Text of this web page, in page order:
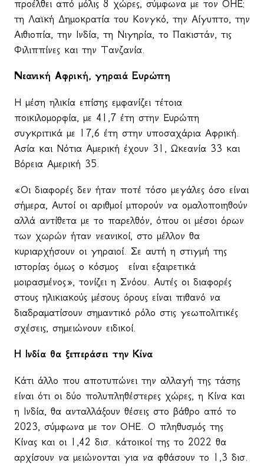
προέλθει από μόλις 8 χώρες, σύμφωνα με τον ΟΗΕ:
τη Λαϊκή Δημοκρατία του Κονγκό, την Αίγυπτο, την
Αιθιοπία, την Ινδία, τη Νιγηρία, το Πακιστάν, τις
Φιλιππίνες και την Τανζανία.
Νεανική Αφρική, γηραιά Ευρώπη
Η μέση ηλικία επίσης εμφανίζει τέτοια
ποικιλομορφία, με 41,7 έτη στην Ευρώπη
συγκριτικά με 17,6 έτη στην υποσαχάρια Αφρική.
Ασία και Νότια Αμερική έχουν 31, Ωκεανία 33 και
Βόρεια Αμερική 35.
«Οι διαφορές δεν ήταν ποτέ τόσο μεγάλες όσο είναι
σήμερα, Αυτοί οι αριθμοί μπορούν να ομαλοποιηθούν
αλλά αντίθετα με το παρελθόν, όπου οι μέσοι όρων
των χωρών ήταν νεανικοί, στο μέλλον θα
κυριαρχήσουν οι γηραιοί. Σε αυτή η στιγμή της
ιστορίας όμως ο κόσμος
είναι εξαιρετικά
μοιρασμένος», τονίζει η Σνόου. Αυτές οι διαφορές
στους ηλικιακούς μέσους όρους είναι πιθανό να
διαδραματίσουν σημαντικό ρόλο στις γεωπολιτικές
σχέσεις, σημειώνουν ειδικοί.
Η Ινδία θα ξεπεράσει την Κίνα
Κάτι άλλο που αποτυπώνει την αλλαγή της τάσης
είναι ότι οι δύο πολυπληθέστερες χώρες, η Κίνα και
η Ινδία, θα ανταλλάξουν θέσεις στο βάθρο από το
2023, σύμφωνα με τον ΟΗΕ. Ο πληθυσμός της
Κίνας και οι 1,42 δισ. κάτοικοί της το 2022 θα
αρχίσουν να μειώνονται για να φθάσουν το 1,3 δισ.